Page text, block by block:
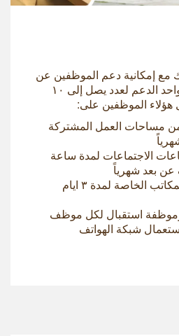
إمكانية دعم الموظفين عن
بعد. تقدم باقة المكتب الواحد الدعم لعدد يصل إلى ۱۰
الموظفين على:
مساحات العمل المشتركة
الاجتماعات لمدة ساعة
بعد شهرياً
إمكانية استخدام المكاتب الخاصة لمدة ۳ ايام
استقبال لكل موظف
شبكة الهواتف